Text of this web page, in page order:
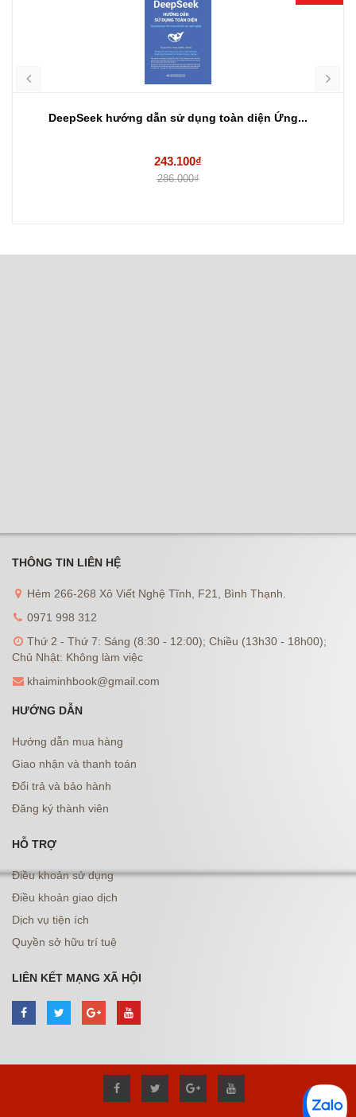
DeepSeek hướng dẫn sử dụng toàn diện Ứng...
243.100₫
286.000₫
THÔNG TIN LIÊN HỆ
Hẻm 266-268 Xô Viết Nghệ Tĩnh, F21, Bình Thạnh.
0971 998 312
Thứ 2 - Thứ 7: Sáng (8:30 - 12:00); Chiều (13h30 - 18h00);
Chủ Nhật: Không làm việc
khaiminhbook@gmail.com
HƯỚNG DẪN
Hướng dẫn mua hàng
Giao nhận và thanh toán
Đổi trả và bảo hành
Đăng ký thành viên
HỖ TRỢ
Điều khoản sử dụng
Điều khoản giao dịch
Dịch vụ tiện ích
Quyền sở hữu trí tuệ
LIÊN KẾT MẠNG XÃ HỘI